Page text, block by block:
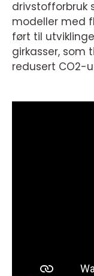
drivstofforbruk
modeller med
ført til
girkasser, som
redusert CO2-